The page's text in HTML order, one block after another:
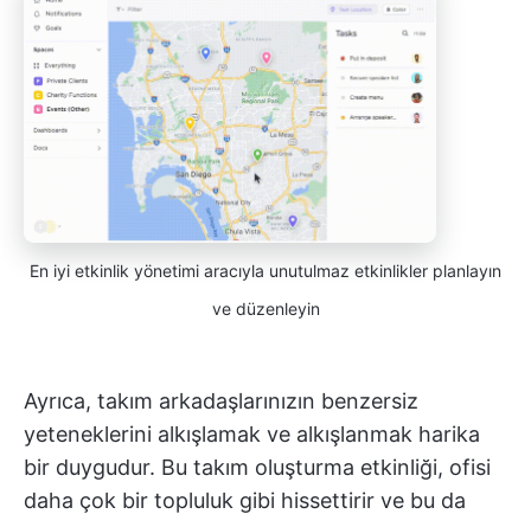
En iyi etkinlik yönetimi aracıyla unutulmaz etkinlikler planlayın
ve düzenleyin
Ayrıca, takım arkadaşlarınızın benzersiz
yeteneklerini alkışlamak ve alkışlanmak harika
bir duygudur. Bu takım oluşturma etkinliği, ofisi
daha çok bir topluluk gibi hissettirir ve bu da